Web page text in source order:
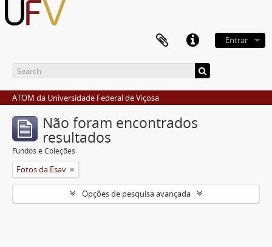
Entrar
ATOM da Universidade Federal de Viçosa
Não foram encontrados
resultados
Fundos e Coleções
Fotos da Esav
Opções de pesquisa avançada